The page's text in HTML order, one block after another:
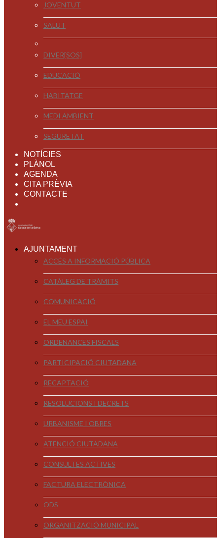
JOVENTUT
SALUT
DIVER[SOS]
EDUCACIÓ
HABITATGE
MEDI AMBIENT
SEGURETAT
NOTÍCIES
PLÀNOL
AGENDA
CITA PRÈVIA
CONTACTE
AJUNTAMENT
ACCÉS A INFORMACIÓ PÚBLICA
CATÀLEG DE TRÀMITS
COMUNICACIÓ
EL MEU ESPAI
ORDENANCES FISCALS
PARTICIPACIÓ CIUTADANA
RECAPTACIÓ
RESOLUCIONS I DECRETS
URBANISME I OBRES
ATENCIÓ CIUTADANA
CONSULTES ACTIVES
FACTURA ELECTRÒNICA
ODS
ORGANITZACIÓ MUNICIPAL